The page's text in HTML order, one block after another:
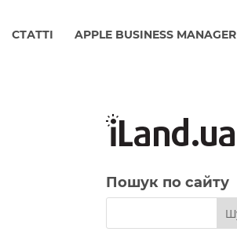
СТАТТІ APPLE BUSINESS MANAGER
Пошук по сайту